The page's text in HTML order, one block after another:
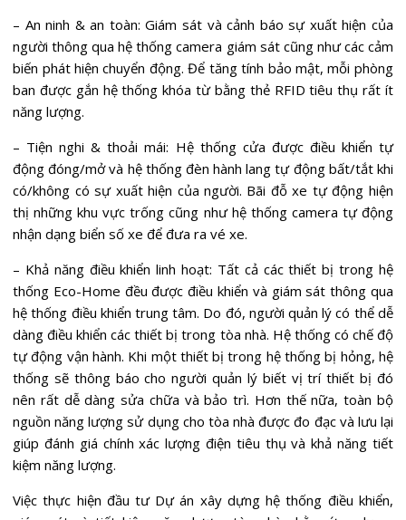
– An ninh & an toàn: Giám sát và cảnh báo sự xuất hiện của
người thông qua hệ thống camera giám sát cũng như các cảm
biến phát hiện chuyển động. Để tăng tính bảo mật, mỗi phòng
ban được gắn hệ thống khóa từ bằng thẻ RFID tiêu thụ rất ít
năng lượng.
– Tiện nghi & thoải mái: Hệ thống cửa được điều khiển tự
động đóng/mở và hệ thống đèn hành lang tự động bất/tắt khi
có/không có sự xuất hiện của người. Bãi đỗ xe tự động hiện
thị những khu vực trống cũng như hệ thống camera tự động
nhận dạng biển số xe để đưa ra vé xe.
– Khả năng điều khiển linh hoạt: Tất cả các thiết bị trong hệ
thống Eco-Home đều được điều khiển và giám sát thông qua
hệ thống điều khiển trung tâm. Do đó, người quản lý có thể dễ
dàng điều khiển các thiết bị trong tòa nhà. Hệ thống có chế độ
tự động vận hành. Khi một thiết bị trong hệ thống bị hỏng, hệ
thống sẽ thông báo cho người quản lý biết vị trí thiết bị đó
nên rất dễ dàng sửa chữa và bảo trì. Hơn thế nữa, toàn bộ
nguồn năng lượng sử dụng cho tòa nhà được đo đạc và lưu lại
giúp đánh giá chính xác lượng điện tiêu thụ và khả năng tiết
kiệm năng lượng.
Việc thực hiện đầu tư Dự án xây dựng hệ thống điều khiển,